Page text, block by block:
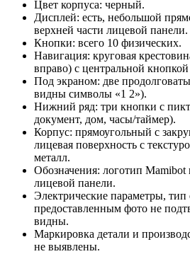
Цвет корпуса: черный.
Дисплей: есть, небольшой
верхней части лицевой панели.
Кнопки: всего 10 физических.
Навигация: круговая
вправо) с центральной
Под экраном: две
видны символы «1 2»).
Нижний ряд: три кнопки с
документ, дом, часы/таймер).
Корпус: прямоугольный с
лицевая поверхность с
металл.
Обозначения: логотип
лицевой панели.
Электрические параметры, тип
предоставленным фото не
видны.
Маркировка детали и
не выявлены.